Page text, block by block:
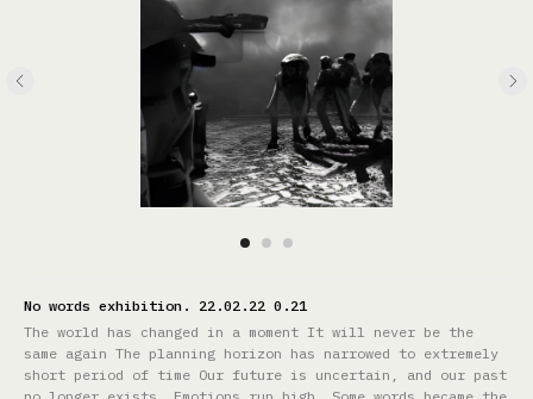
No words exhibition. 22.02.22 0.21
The world has changed in a moment It will never be the
same again The planning horizon has narrowed to extremely
short period of time Our future is uncertain, and our past